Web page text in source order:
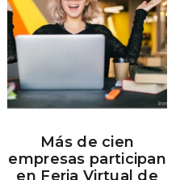
Más de cien
empresas participan
en Feria Virtual de